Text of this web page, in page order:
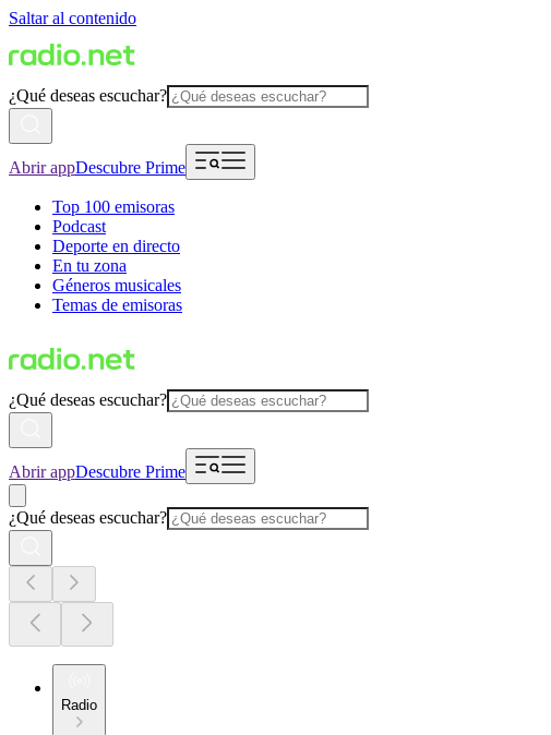
Saltar al contenido
¿Qué deseas escuchar?
Abrir appDescubre Prime
Top 100 emisoras
Podcast
Deporte en directo
En tu zona
Géneros musicales
Temas de emisoras
¿Qué deseas escuchar?
Abrir appDescubre Prime
¿Qué deseas escuchar?
Radio